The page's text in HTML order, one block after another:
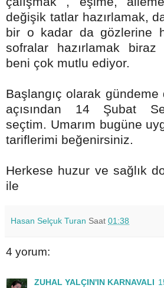
değişik tatlar hazırlamak,
bir o kadar da gözlerine
sofralar hazırlamak
beni çok mutlu ediyor.
Başlangıç olarak gündeme
açısından 14 Şubat
seçtim. Umarım bugüne
tariflerimi beğenirsiniz.
Herkese huzur ve sağlık
ile
Hasan Selçuk Turan Saat 01:38
4 yorum:
ZUHAL YALÇIN'IN KARNAVALI